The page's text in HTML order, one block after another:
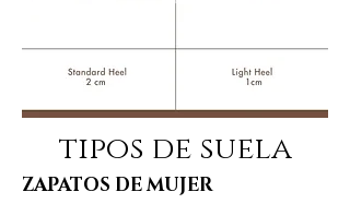
tipos de suela
ZAPATOS DE MUJER